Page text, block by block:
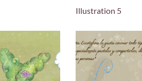
Illustration 5